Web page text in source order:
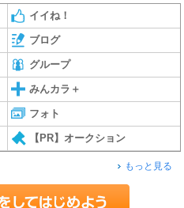
イイね！
ブログ
グループ
みんカラ＋
フォト
【PR】オークション
もっと見る